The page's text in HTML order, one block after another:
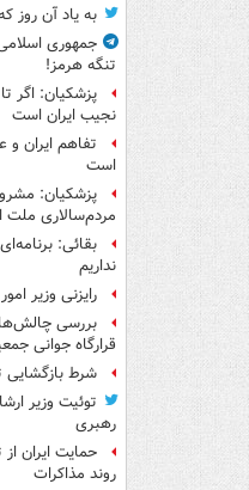
به یاد آن روز
جمهوری
تنگه هرمز!
پزشکیان: اگر
نجیب ایران است
تفاهم ایران و
است
پزشکیان:
مردم‌سالاری ملت
بقائی:
نداریم
رایزنی وزیر
بررسی
قرارگاه جوانی
شرط
توئیت وزیر
رهبری
حمایت ایران
روند مذاکرات